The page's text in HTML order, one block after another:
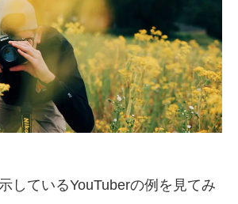
しているYouTuberの例を見てみ